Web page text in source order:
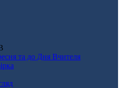
та до Дня Вчителя